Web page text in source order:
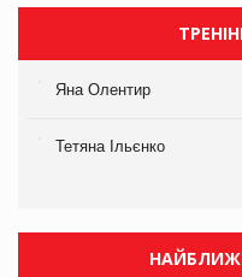
Яна Олентир
Тетяна Ільєнко